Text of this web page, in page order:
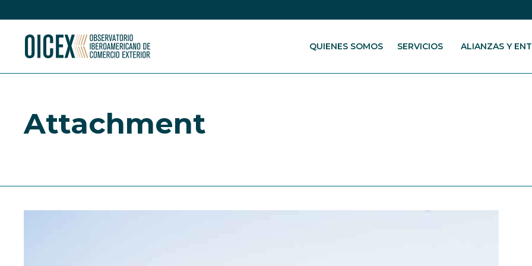
QUIENES SOMOS SERVICIOS ALIANZAS Y
Attachment